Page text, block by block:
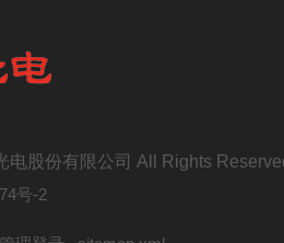
电股份有限公司 All Rights
号-2